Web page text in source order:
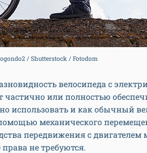
/ Shutterstock / Fotodom
велосипеда с
или полностью
использовать и как обычный
механического
передвижения с
права не требуются.